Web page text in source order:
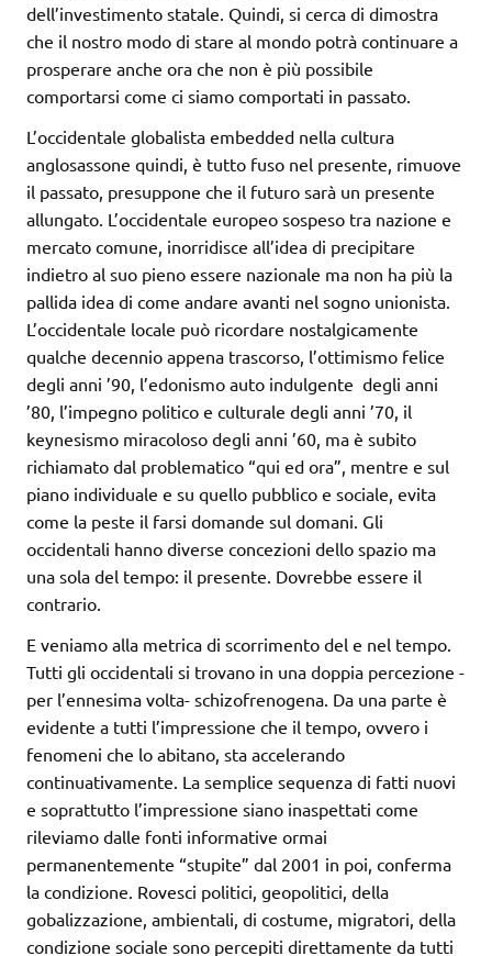
dell’investimento statale. Quindi, si cerca di dimostra
che il nostro modo di stare al mondo potrà continuare a
prosperare anche ora che non è più possibile
comportarsi come ci siamo comportati in passato.
L’occidentale globalista embedded nella cultura
anglosassone quindi, è tutto fuso nel presente, rimuove
il passato, presuppone che il futuro sarà un presente
allungato. L’occidentale europeo sospeso tra nazione e
mercato comune, inorridisce all’idea di precipitare
indietro al suo pieno essere nazionale ma non ha più la
pallida idea di come andare avanti nel sogno unionista.
L’occidentale locale può ricordare nostalgicamente
qualche decennio appena trascorso, l’ottimismo felice
degli anni ’90, l’edonismo auto indulgente degli anni
’80, l’impegno politico e culturale degli anni ’70, il
keynesismo miracoloso degli anni ’60, ma è subito
richiamato dal problematico “qui ed ora”, mentre e sul
piano individuale e su quello pubblico e sociale, evita
come la peste il farsi domande sul domani. Gli
occidentali hanno diverse concezioni dello spazio ma
una sola del tempo: il presente. Dovrebbe essere il
contrario.
E veniamo alla metrica di scorrimento del e nel tempo.
Tutti gli occidentali si trovano in una doppia percezione -
per l’ennesima volta- schizofrenogena. Da una parte è
evidente a tutti l’impressione che il tempo, ovvero i
fenomeni che lo abitano, sta accelerando
continuativamente. La semplice sequenza di fatti nuovi
e soprattutto l’impressione siano inaspettati come
rileviamo dalle fonti informative ormai
permanentemente “stupite” dal 2001 in poi, conferma
la condizione. Rovesci politici, geopolitici, della
gobalizzazione, ambientali, di costume, migratori, della
condizione sociale sono percepiti direttamente da tutti